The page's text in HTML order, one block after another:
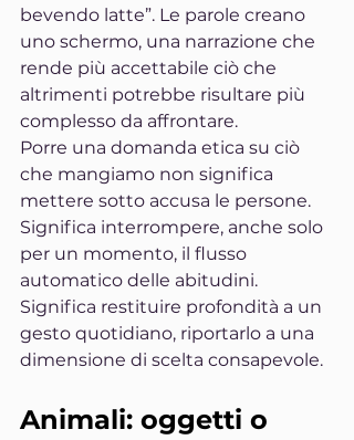
bevendo latte”. Le parole creano
uno schermo, una narrazione che
rende più accettabile ciò che
altrimenti potrebbe risultare più
complesso da affrontare.
Porre una domanda etica su ciò
che mangiamo non significa
mettere sotto accusa le persone.
Significa interrompere, anche solo
per un momento, il flusso
automatico delle abitudini.
Significa restituire profondità a un
gesto quotidiano, riportarlo a una
dimensione di scelta consapevole.
Animali: oggetti o